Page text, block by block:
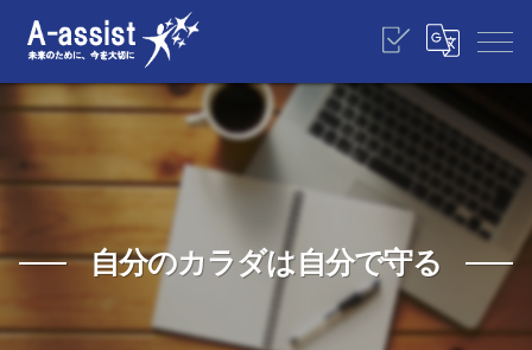
自分のカラダは自分で守る